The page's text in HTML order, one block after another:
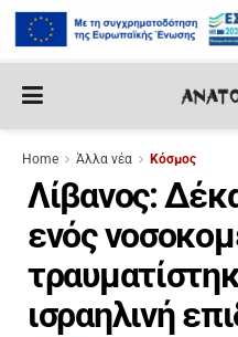
Home Άλλα νέα Κόσμος
Λίβανος:
ενός
ισραηλινή